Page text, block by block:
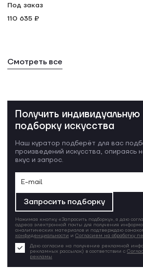
Под заказ
110 635 ₽
Смотреть все
Получить индивидуальную
подборку искусства
Наш куратор подберёт для вас
произведений искусства, опираясь
вкус и запрос.
Запросить подборку
Нажимая кнопку «Запросить подборку», я даю
адреса электронной почты для получения
аналитических материалов и подтверждаю
конфиденциальности и Согласием на обработку
Даю согласие на получение рекламной
рекламных рассылок) в соответствии с
рекламы